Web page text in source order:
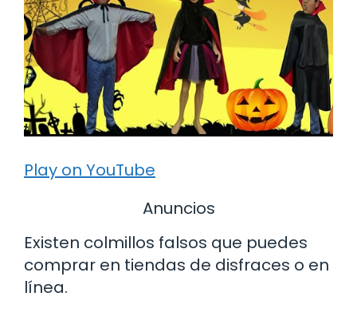
Play on YouTube
Anuncios
Existen colmillos falsos que puedes
comprar en tiendas de disfraces o en
línea.